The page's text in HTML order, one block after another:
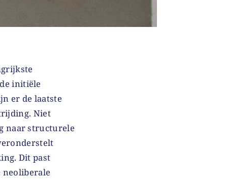
initiële
er de laatste
Niet
naar structurele
Dit past
neoliberale